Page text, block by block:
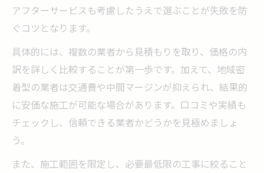
アフターサービスも考慮したうえで選ぶことが失敗を防
ぐコツとなります。
具体的には、複数の業者から見積もりを取り、価格の内
訳を詳しく比較することが第一歩です。加えて、地域密
着型の業者は交通費や中間マージンが抑えられ、結果的
に安価な施工が可能な場合があります。口コミや実績も
チェックし、信頼できる業者かどうかを見極めましょ
う。
また、施工範囲を限定し、必要最低限の工事に絞ること